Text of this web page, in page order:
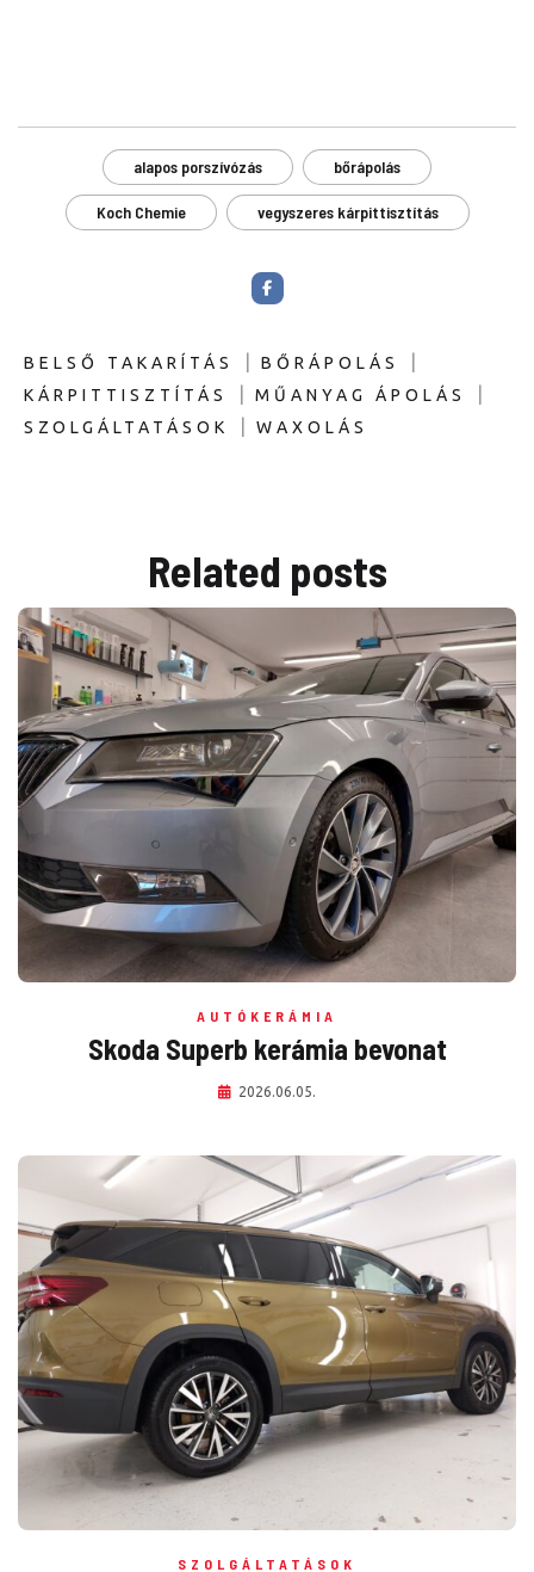
alapos porszívózás bőrápolás
Koch Chemie vegyszeres kárpittisztítás
BELSŐ TAKARÍTÁS BŐRÁPOLÁS
KÁRPITTISZTÍTÁS MŰANYAG ÁPOLÁS
SZOLGÁLTATÁSOK WAXOLÁS
Related posts
AUTÓKERÁMIA
Skoda Superb kerámia bevonat
2026.06.05.
SZOLGÁLTATÁSOK